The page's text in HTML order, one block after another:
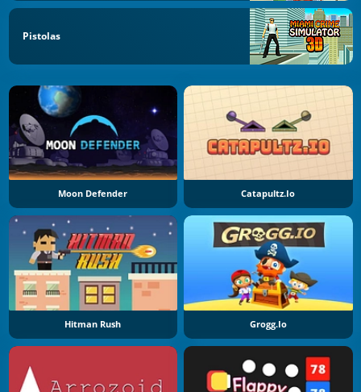
Pistolas
Moon Defender Catapultz.io
Hitman Rush Grogg.io